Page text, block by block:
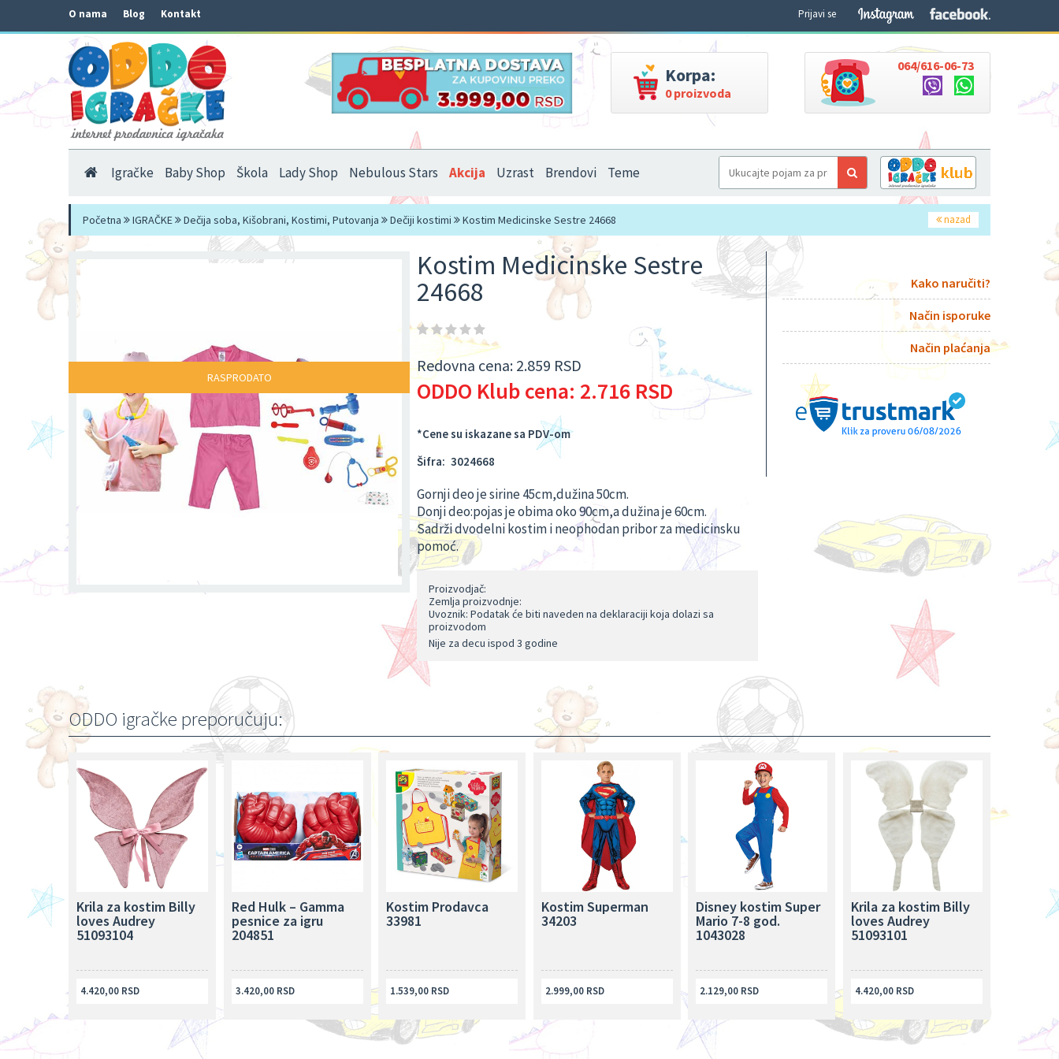
O nama Blog Kontakt Prijavi se
Korpa:
0 proizvoda
064/616-06-73
Igračke Baby Shop Škola Lady Shop Nebulous Stars Akcija Uzrast Brendovi Teme
Početna IGRAČKE Dečija soba, Kišobrani, Kostimi, Putovanja Dečiji kostimi Kostim Medicinske Sestre 24668 nazad
RASPRODATO
Kostim Medicinske Sestre
24668
Redovna cena: 2.859 RSD
ODDO Klub cena: 2.716 RSD
*Cene su iskazane sa PDV-om
Šifra: 3024668
Gornji deo je sirine 45cm,dužina 50cm.
Donji deo:pojas je obima oko 90cm,a dužina je 60cm.
Sadrži dvodelni kostim i neophodan pribor za medicinsku
pomoć.
Proizvodjač:
Zemlja proizvodnje:
Uvoznik: Podatak će biti naveden na deklaraciji koja dolazi sa
proizvodom
Nije za decu ispod 3 godine
Kako naručiti?
Način isporuke
Način plaćanja
ODDO igračke preporučuju:
Krila za kostim Billy
loves Audrey
51093104
4.420,00 RSD
Red Hulk – Gamma
pesnice za igru
204851
3.420,00 RSD
Kostim Prodavca
33981
1.539,00 RSD
Kostim Superman
34203
2.999,00 RSD
Disney kostim Super
Mario 7-8 god.
1043028
2.129,00 RSD
Krila za kostim Billy
loves Audrey
51093101
4.420,00 RSD